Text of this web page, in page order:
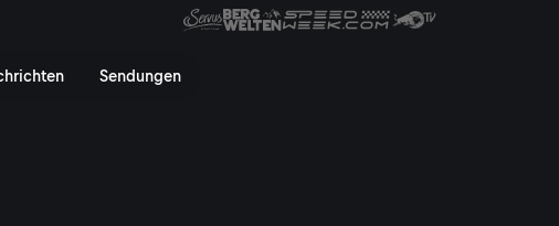
Sendungen
Mediathek, TV-Programm,